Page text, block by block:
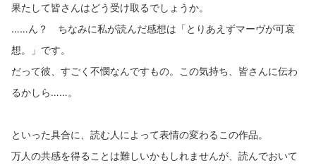
果たして皆さんはどう受け取るでしょうか。
……ん？ ちなみに私が読んだ感想は「とりあえずマーヴが可哀
想。」です。
だって彼、すごく不憫なんですもの。この気持ち、皆さんに伝わ
るかしら……。
といった具合に、読む人によって表情の変わるこの作品。
万人の共感を得ることは難しいかもしれませんが、読んでおいて